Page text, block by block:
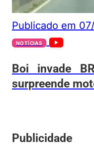
Publicado em
NOTÍCIAS
Boi invade
surpreende
Publicidade